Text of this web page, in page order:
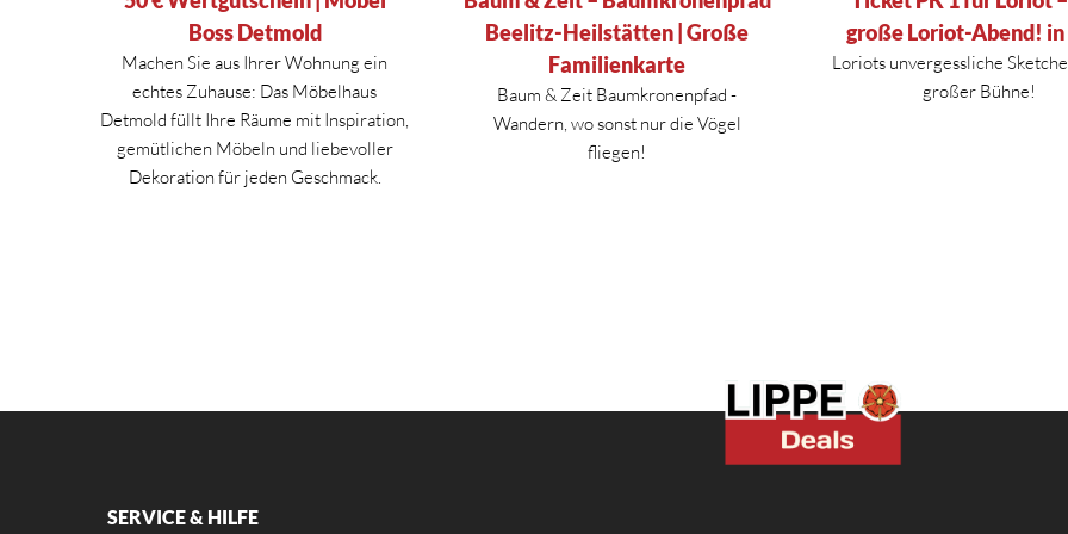
Boss Detmold
Machen Sie aus Ihrer Wohnung ein
echtes Zuhause: Das Möbelhaus
Detmold füllt Ihre Räume mit Inspiration,
gemütlichen Möbeln und liebevoller
Dekoration für jeden Geschmack.
Beelitz-Heilstätten | Große
Familienkarte
Baum & Zeit Baumkronenpfad -
Wandern, wo sonst nur die Vögel
fliegen!
große Loriot-Abend!
Loriots unvergessliche
großer Bühne!
SERVICE & HILFE